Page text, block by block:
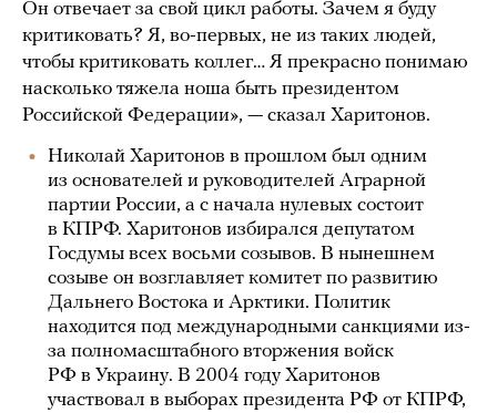
Он отвечает за свой цикл работы. Зачем я буду
критиковать? Я, во-первых, не из таких людей,
чтобы критиковать коллег… Я прекрасно понимаю
насколько тяжела ноша быть президентом
Российской Федерации», — сказал Харитонов.
Николай Харитонов в прошлом был одним
из основателей и руководителей Аграрной
партии России, а с начала нулевых состоит
в КПРФ. Харитонов избирался депутатом
Госдумы всех восьми созывов. В нынешнем
созыве он возглавляет комитет по развитию
Дальнего Востока и Арктики. Политик
находится под международными санкциями из-
за полномасштабного вторжения войск
РФ в Украину. В 2004 году Харитонов
участвовал в выборах президента РФ от КПРФ,